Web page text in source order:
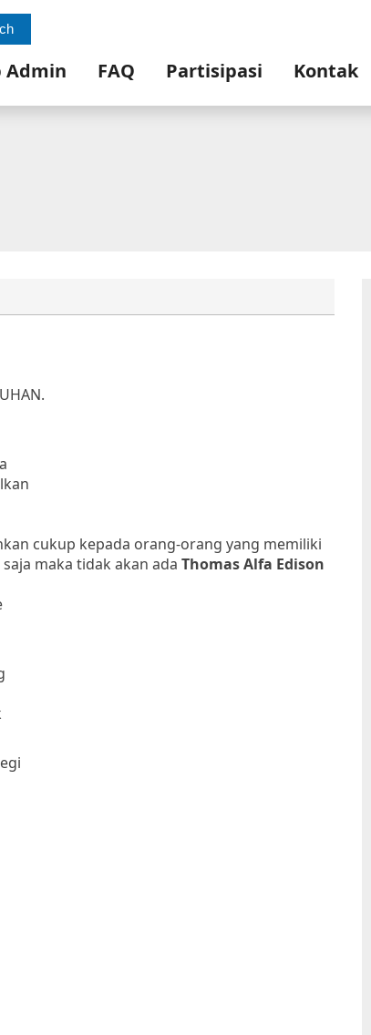
Admin FAQ Partisipasi Kontak
cukup kepada orang-orang yang memiliki
maka tidak akan ada Thomas Alfa Edison